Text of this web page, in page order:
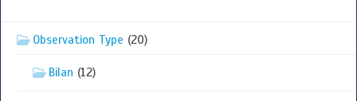
Observation Type (20)
Bilan (12)